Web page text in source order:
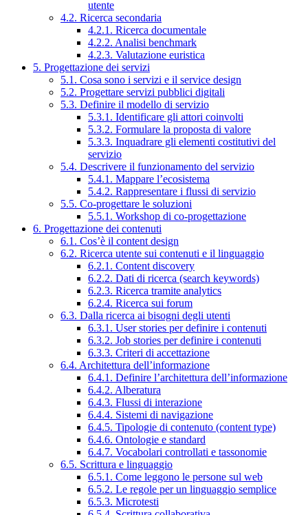
utente
4.2. Ricerca secondaria
4.2.1. Ricerca documentale
4.2.2. Analisi benchmark
4.2.3. Valutazione euristica
5. Progettazione dei servizi
5.1. Cosa sono i servizi e il service design
5.2. Progettare servizi pubblici digitali
5.3. Definire il modello di servizio
5.3.1. Identificare gli attori coinvolti
5.3.2. Formulare la proposta di valore
5.3.3. Inquadrare gli elementi costitutivi del
servizio
5.4. Descrivere il funzionamento del servizio
5.4.1. Mappare l’ecosistema
5.4.2. Rappresentare i flussi di servizio
5.5. Co-progettare le soluzioni
5.5.1. Workshop di co-progettazione
6. Progettazione dei contenuti
6.1. Cos’è il content design
6.2. Ricerca utente sui contenuti e il linguaggio
6.2.1. Content discovery
6.2.2. Dati di ricerca (search keywords)
6.2.3. Ricerca tramite analytics
6.2.4. Ricerca sui forum
6.3. Dalla ricerca ai bisogni degli utenti
6.3.1. User stories per definire i contenuti
6.3.2. Job stories per definire i contenuti
6.3.3. Criteri di accettazione
6.4. Architettura dell’informazione
6.4.1. Definire l’architettura dell’informazione
6.4.2. Alberatura
6.4.3. Flussi di interazione
6.4.4. Sistemi di navigazione
6.4.5. Tipologie di contenuto (content type)
6.4.6. Ontologie e standard
6.4.7. Vocabolari controllati e tassonomie
6.5. Scrittura e linguaggio
6.5.1. Come leggono le persone sul web
6.5.2. Le regole per un linguaggio semplice
6.5.3. Microtesti